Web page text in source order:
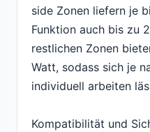
side Zonen liefern je
Funktion auch bis zu
restlichen Zonen
Watt, sodass sich je
individuell arbeiten
Kompatibilität und